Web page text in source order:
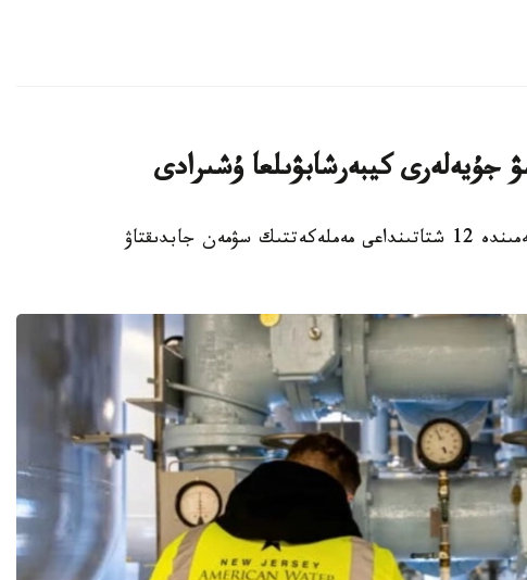
استانا. KAZINFORM – ا ق ش- تىڭ كەمىندە 12 شتاتىنداعى مەملەكەتتىك سۋمەن جابدىقتاۋ